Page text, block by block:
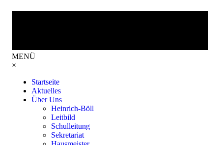
MENÜ
×
Startseite
Aktuelles
Über Uns
Heinrich-Böll
Leitbild
Schulleitung
Sekretariat